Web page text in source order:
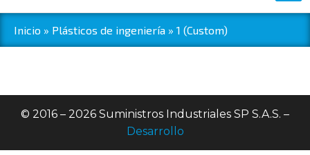
Inicio » Plásticos de ingeniería » 1 (Custom)
© 2016 – 2026 Suministros Industriales SP S.A.S. –
Desarrollo